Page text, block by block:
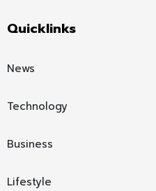
Quicklinks
News
Technology
Business
Lifestyle